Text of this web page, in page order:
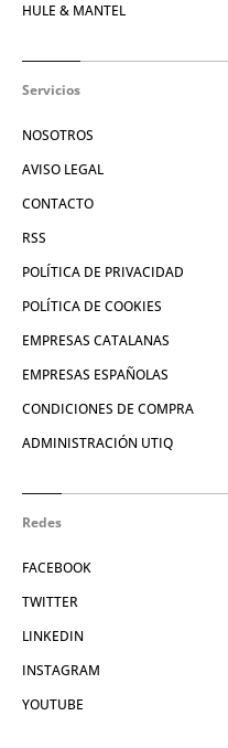
HULE & MANTEL
Servicios
NOSOTROS
AVISO LEGAL
CONTACTO
RSS
POLÍTICA DE PRIVACIDAD
POLÍTICA DE COOKIES
EMPRESAS CATALANAS
EMPRESAS ESPAÑOLAS
CONDICIONES DE COMPRA
ADMINISTRACIÓN UTIQ
Redes
FACEBOOK
TWITTER
LINKEDIN
INSTAGRAM
YOUTUBE